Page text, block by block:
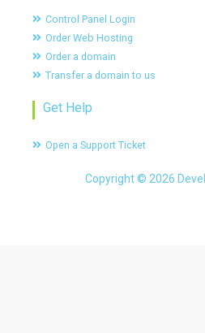
Control Panel Login
Order Web Hosting
Order a domain
Transfer a domain to us
Get Help
Open a Support Ticket
Copyright © 2026